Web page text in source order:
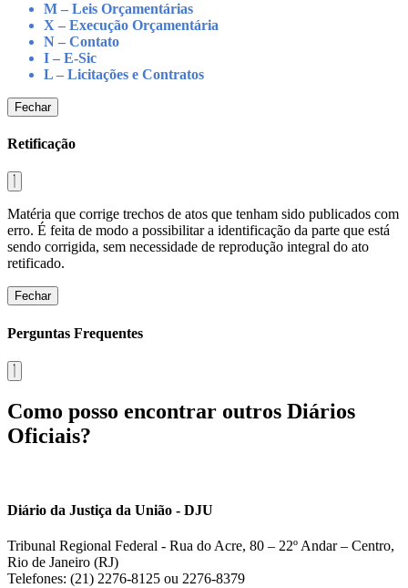
M – Leis Orçamentárias
X – Execução Orçamentária
N – Contato
I – E-Sic
L – Licitações e Contratos
Fechar
Retificação
Matéria que corrige trechos de atos que tenham sido publicados com
erro. É feita de modo a possibilitar a identificação da parte que está
sendo corrigida, sem necessidade de reprodução integral do ato
retificado.
Fechar
Perguntas Frequentes
Como posso encontrar outros Diários
Oficiais?
Diário da Justiça da União - DJU
Tribunal Regional Federal - Rua do Acre, 80 – 22º Andar – Centro,
Rio de Janeiro (RJ)
Telefones: (21) 2276-8125 ou 2276-8379